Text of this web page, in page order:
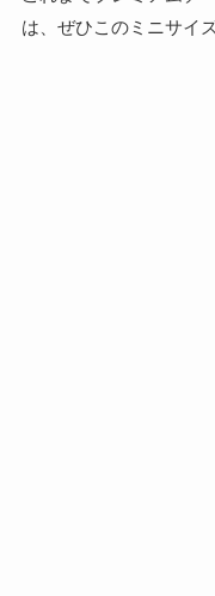
は、ぜひこのミニサイ